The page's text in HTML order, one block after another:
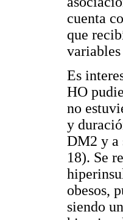
cuenta
que
Es
HO
no
y
DM2 y a
18). Se
obesos,
siendo